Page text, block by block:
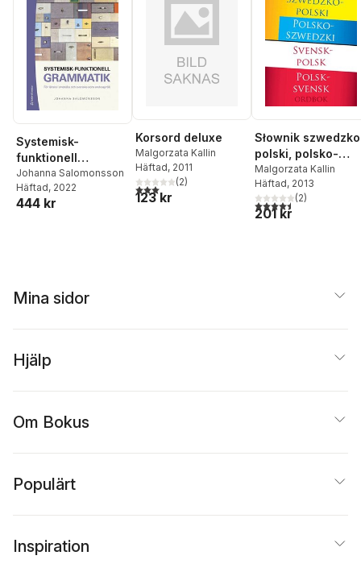
Systemisk-
funktionell
grammatik : för
lärare i svenska
och svenska som
Johanna Salomonsson
Häftad, 2022
444 kr
Korsord deluxe
Malgorzata Kallin
Häftad, 2011
3,0utav 5 stjärnor. Totalt antal röster:
(2)
123 kr
Słownik
polski, polsko-
szwedzki =
Svensk-polsk,
polsk-svensk
ordbok
Malgorzata Kallin
Häftad, 2013
4,5utav 5 stjärnor.
(2)
201 kr
Mina sidor
Hjälp
Om Bokus
Populärt
Inspiration